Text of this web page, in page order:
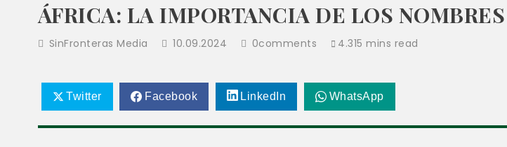
ÁFRICA: LA IMPORTANCIA DE LOS NOMBRES
SinFronteras Media 10.09.2024 0comments 4.315 mins read
Twitter Facebook LinkedIn WhatsApp